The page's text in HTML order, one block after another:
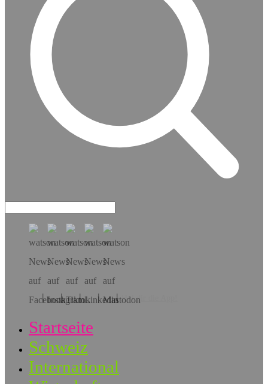
Hol dir die App!
Startseite
Schweiz
International